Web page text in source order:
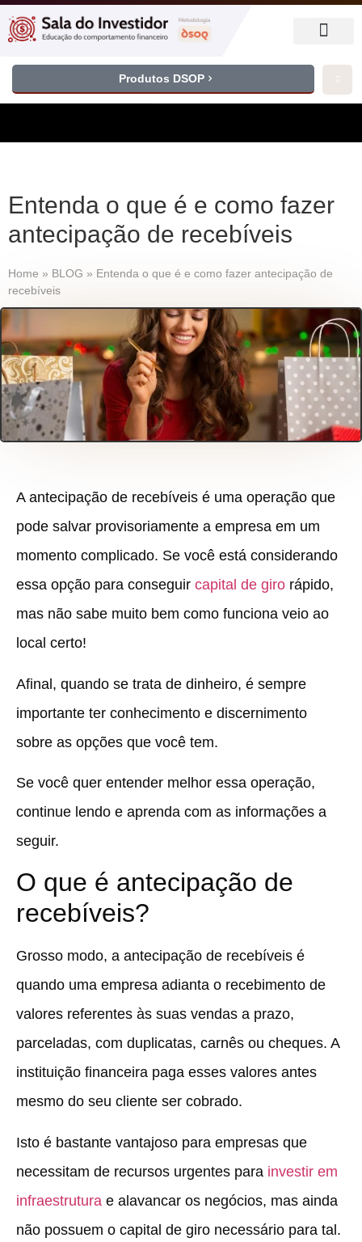
Produtos DSOP
Entenda o que é e como fazer
antecipação de recebíveis
Home » BLOG » Entenda o que é e como fazer antecipação de
recebíveis
A antecipação de recebíveis é uma operação que
pode salvar provisoriamente a empresa em um
momento complicado. Se você está considerando
essa opção para conseguir capital de giro rápido,
mas não sabe muito bem como funciona veio ao
local certo!
Afinal, quando se trata de dinheiro, é sempre
importante ter conhecimento e discernimento
sobre as opções que você tem.
Se você quer entender melhor essa operação,
continue lendo e aprenda com as informações a
seguir.
O que é antecipação de
recebíveis?
Grosso modo, a antecipação de recebíveis é
quando uma empresa adianta o recebimento de
valores referentes às suas vendas a prazo,
parceladas, com duplicatas, carnês ou cheques. A
instituição financeira paga esses valores antes
mesmo do seu cliente ser cobrado.
Isto é bastante vantajoso para empresas que
necessitam de recursos urgentes para investir em
infraestrutura e alavancar os negócios, mas ainda
não possuem o capital de giro necessário para tal.